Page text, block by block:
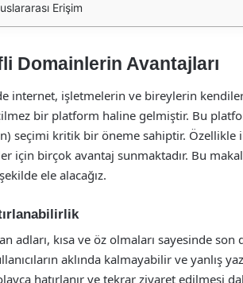
Erişim
Domainlerin Avantajları
internet, işletmelerin ve bireylerin
bir platform haline gelmiştir. Bu
seçimi kritik bir öneme sahiptir.
için birçok avantaj sunmaktadır. Bu
ele alacağız.
adları, kısa ve öz olmaları sayesinde son
aklında kalmayabilir ve yanlış
hatırlanır ve tekrar ziyaret edilmesi